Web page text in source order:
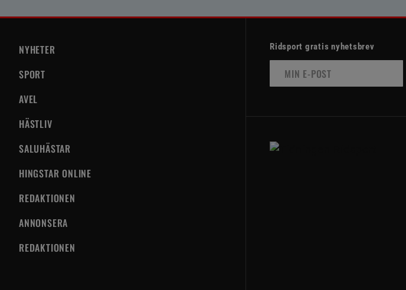
NYHETER
SPORT
AVEL
HÄSTLIV
SALUHÄSTAR
HINGSTAR ONLINE
REDAKTIONEN
ANNONSERA
REDAKTIONEN
Ridsport gratis nyhetsbrev